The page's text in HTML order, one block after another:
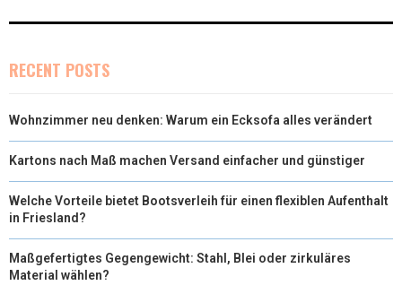
RECENT POSTS
Wohnzimmer neu denken: Warum ein Ecksofa alles verändert
Kartons nach Maß machen Versand einfacher und günstiger
Welche Vorteile bietet Bootsverleih für einen flexiblen Aufenthalt
in Friesland?
Maßgefertigtes Gegengewicht: Stahl, Blei oder zirkuläres
Material wählen?